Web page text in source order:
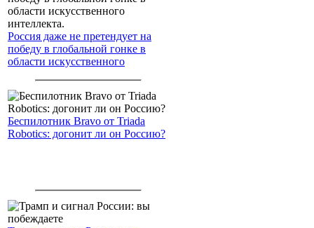
Россия даже не претендует на
победу в глобальной гонке в
области искусственного
Беспилотник Bravo от Triada
Robotics: догонит ли он Россию?